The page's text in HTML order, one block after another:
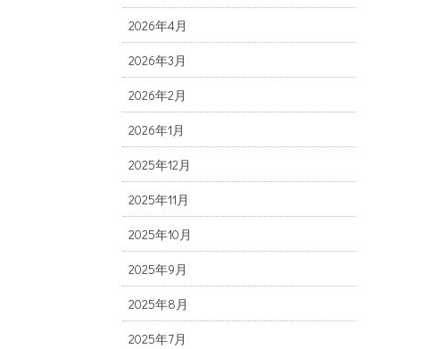
2026年4月
2026年3月
2026年2月
2026年1月
2025年12月
2025年11月
2025年10月
2025年9月
2025年8月
2025年7月